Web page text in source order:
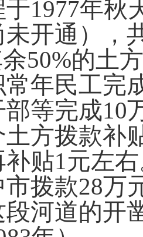
年秋
未开通），
50%的土
年民工完
等完成10
方拨款补
贴1元左
拨款28万
河道的开